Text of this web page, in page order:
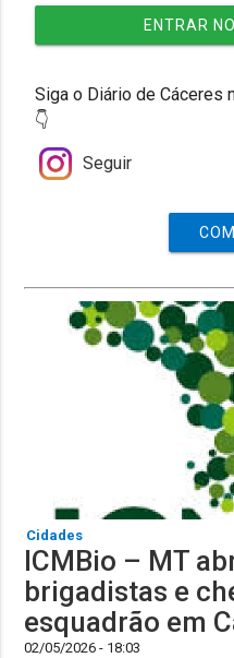
ENTRAR
Siga o Diário de Cáceres
👇
Seguir
Cidades
ICMBio – MT
brigadistas e
esquadrão em
02/05/2026 - 18:03